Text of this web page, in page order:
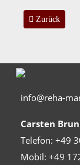
Vorheriger
Zurück
info@reha-
Carsten
Telefon: +49
Mobil: +49